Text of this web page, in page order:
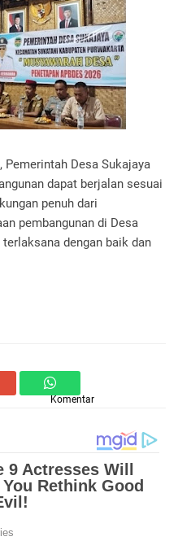
Desa Sukajaya
dapat berjalan sesuai
penuh dari
pembangunan di Desa
dengan baik dan
Komentar